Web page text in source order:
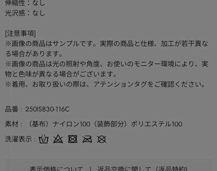
伸縮性：なし
光沢感：なし
[注意事項]
※画像の商品はサンプルです。実際の商品と仕様、加工が若干異な
る場合があります。
※画像の商品は光の照射や角度、お使いのモニター環境により、実
物と色味が異なる場合がございます。
※着用、お取り扱いの際は、アテンションタグをご確認ください。
品番
250ISB30-116C
素材
（基布）ナイロン100（装飾部分）ポリエステル100
洗濯表示